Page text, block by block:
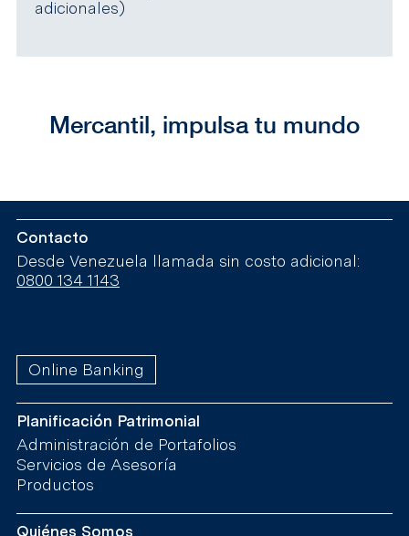
adicionales)
Mercantil, impulsa tu mundo
Contacto
Desde Venezuela llamada sin costo adicional:
0800 134 1143
Online Banking
Planificación Patrimonial
Administración de Portafolios
Servicios de Asesoría
Productos
Quiénes Somos